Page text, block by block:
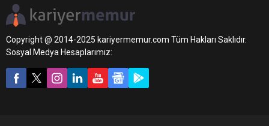
Copyright @ 2014-2025 kariyermemur.com Tüm Hakları Saklıdır.
Sosyal Medya Hesaplarımız: